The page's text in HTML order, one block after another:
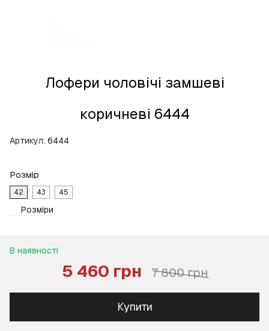
Лофери чоловічі замшеві
коричневі 6444
Артикул: 6444
Розмір
42 43 45
Розміри
В наявності
5 460 грн 7 800 грн
Купити